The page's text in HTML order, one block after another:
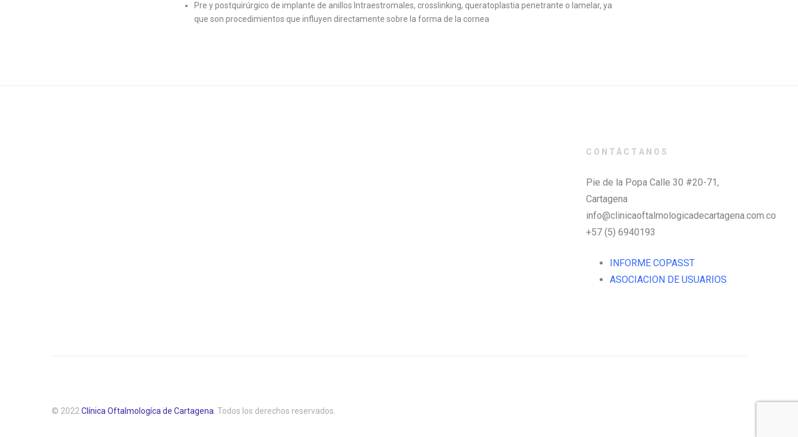
Pre y postquirúrgico de implante de anillos Intraestromales, crosslinking, queratoplastia penetrante o lamelar, ya
que son procedimientos que influyen directamente sobre la forma de la cornea
CONTÁCTANOS
Pie de la Popa Calle 30 #20-71,
Cartagena
info@clinicaoftalmologicadecartagena.com.co
+57 (5) 6940193
INFORME COPASST
ASOCIACION DE USUARIOS
© 2022 Clínica Oftalmologíca de Cartagena . Todos los derechos reservados.